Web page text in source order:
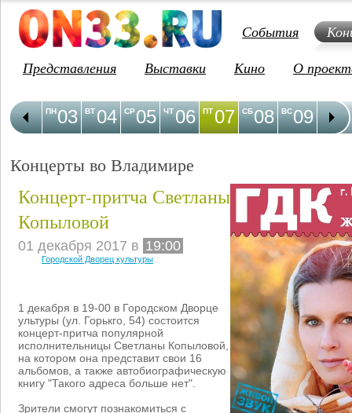
События
Представления
Выставки Кино О
03
ПН 04
ВТ 05
СР 06
ЧТ 07
ПТ 08
СБ 09
ВС 10
ПН
Концерты во Владимире
Концерт-притча Светланы
Копыловой
01 декабря 2017 в 19:00
Городской Дворец культуры
1 декабря в 19-00 в Городском Дворце
ультуры (ул. Горькго, 54) состоится
концерт-притча популярной
исполнительницы Светланы Копыловой,
на котором она представит свои 16
альбомов, а также автобиографическую
книгу "Такого адреса больше нет".
Зрители смогут познакомиться с